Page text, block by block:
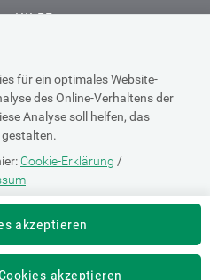
für ein optimales Website-
des Online-Verhaltens der
Analyse soll helfen, das
Cookie-Erklärung /
auf der Seite "Cookie-Erklärung"
akzeptieren
akzeptieren
HILFE
Browser-Info & Sicherheit
Hilfe zur Suche
Technische Unterstützung